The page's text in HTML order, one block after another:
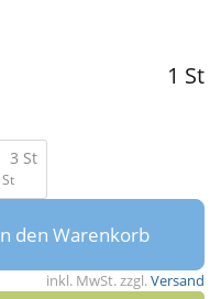
1 St
3 St
den Warenkorb
inkl. MwSt. zzgl.Versand